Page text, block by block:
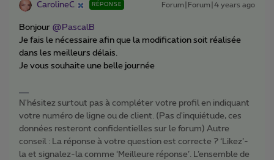
CarolineC RÉPONSE Forum|Forum|4 years ago
Bonjour @PascalB
Je fais le nécessaire afin que la modification soit réalisée
dans les meilleurs délais.
Je vous souhaite une belle journée
N'hésitez surtout pas à compléter votre profil en indiquant
votre numéro de ligne ou de client. (Pas d'inquiétude, ces
données resteront confidentielles sur le forum) Autre
conseil : La réponse à votre question est correcte ? ‘Likez’-
la et signalez-la comme ‘Meilleure réponse’. L’ensemble de